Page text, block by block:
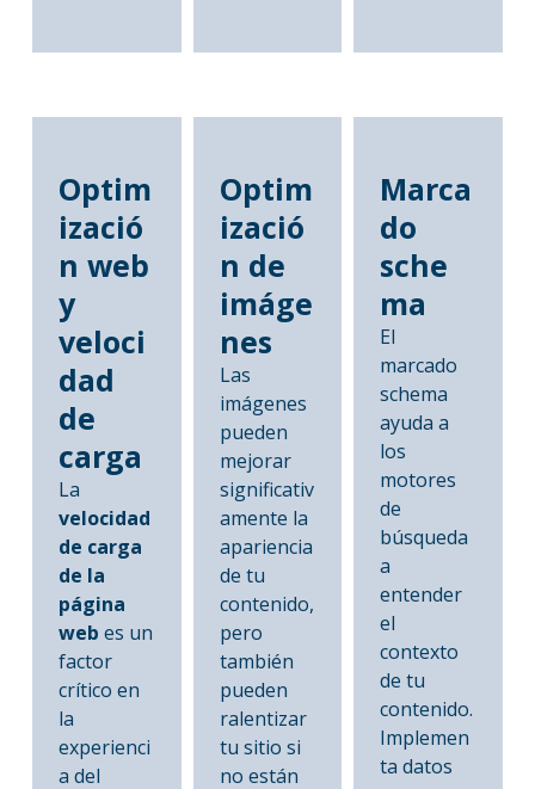
Optim
izació
n web
y
veloci
dad
de
carga
La
velocidad
de carga
de la
página
web es un
factor
crítico en
la
experienci
a del
Optim
izació
n de
imáge
nes
Las
imágenes
pueden
mejorar
significativ
amente la
apariencia
de tu
contenido,
pero
también
pueden
ralentizar
tu sitio si
no están
Marca
do
sche
ma
El
marcado
schema
ayuda a
los
motores
de
búsqueda
a
entender
el
contexto
de tu
contenido.
Implemen
ta datos